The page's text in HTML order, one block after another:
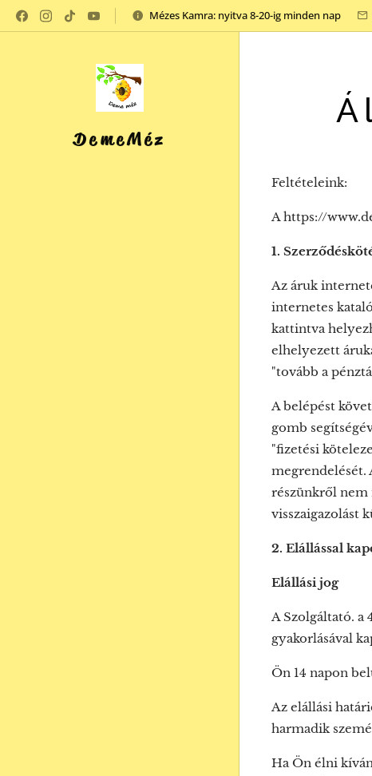
Mézes Kamra: nyitva 8-20-ig minden nap
DemeMéz
Feltételeink:
A https://
1.
Az áruk
internetes
kattintva
elhelyezett
"tovább a
A belépést
gomb
"fizetési
megrendelését.
részünkről nem
visszaigazolást
2. Elállással
Elállási jog
A Szolgáltató. a
gyakorlásával
Ön 14 napon
Az elállási
harmadik
Ha Ön élni